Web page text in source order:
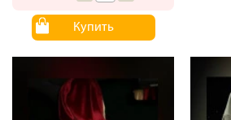
Купить